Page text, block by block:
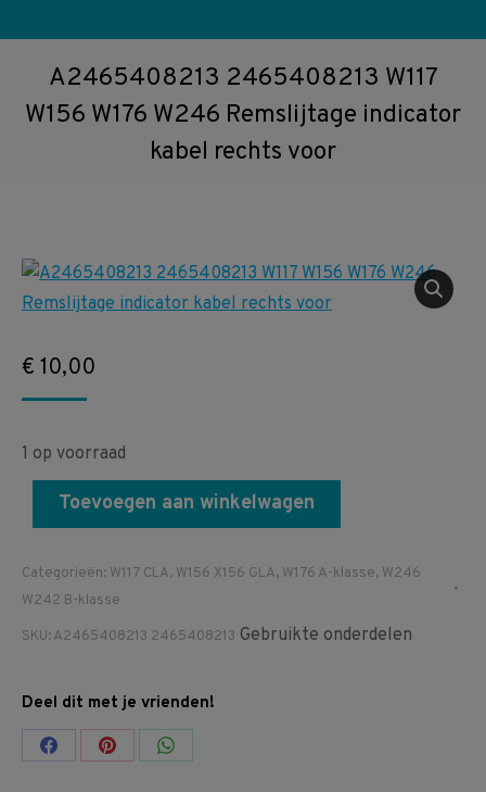
A2465408213 2465408213 W117
W156 W176 W246 Remslijtage indicator
kabel rechts voor
€ 10,00
1 op voorraad
Toevoegen aan winkelwagen
Categorieën: W117 CLA, W156 X156 GLA, W176 A-klasse, W246
W242 B-klasse
SKU:A2465408213 2465408213 Gebruikte onderdelen
Deel dit met je vrienden!
Share Share Share